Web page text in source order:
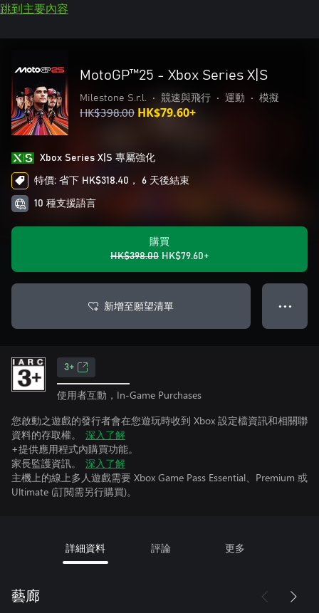
跳到主要內容
MotoGP™25 - Xbox Series X|S
Milestone S.r.l. • 競速與飛行 • 運動 • 模擬
HK$398.00 HK$79.60+
Xbox Series X|S 專屬強化
特價: 省下 HK$318.40， 6 天後結束
10 種支援語言
購買
HK$398.00 HK$79.60+
新增至願望清單 ● ● ●
3+
使用者互動，In-Game Purchases
您啟動之遊戲的發行者會在您遊玩時收到 Xbox 設定檔資訊和相關聯
資料的存取權。
深入了解
+提供應用程式內購買功能。
家長監護資訊。
深入了解
主機上的線上多人遊戲需要 Xbox Game Pass Essential、Premium 或
Ultimate (訂閱需另行購買)。
詳細資料 評論 更多
藝廊